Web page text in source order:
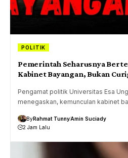
POLITIK
Pemerintah Seharusnya
Kabinet Bayangan, Bukan
Pengamat politik Universitas Esa
menegaskan, kemunculan kabinet
ByRahmat TunnyAmin Suciady
2 Jam Lalu